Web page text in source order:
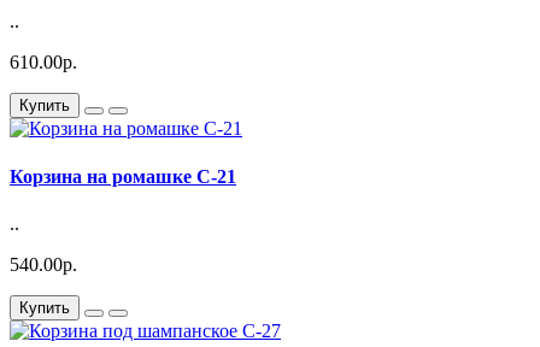
..
610.00р.
Купить
Корзина на ромашке С-21
..
540.00р.
Купить